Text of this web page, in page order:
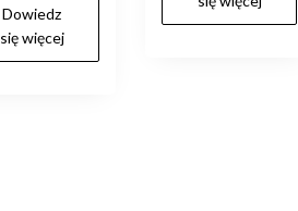
Dowiedz
się więcej
zł130.00.